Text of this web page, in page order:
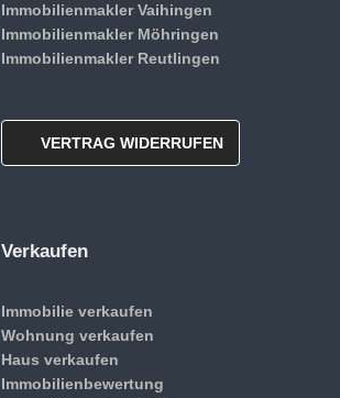
Immobilienmakler Vaihingen
Immobilienmakler Möhringen
Immobilienmakler Reutlingen
VERTRAG WIDERRUFEN
Verkaufen
Immobilie verkaufen
Wohnung verkaufen
Haus verkaufen
Immobilienbewertung